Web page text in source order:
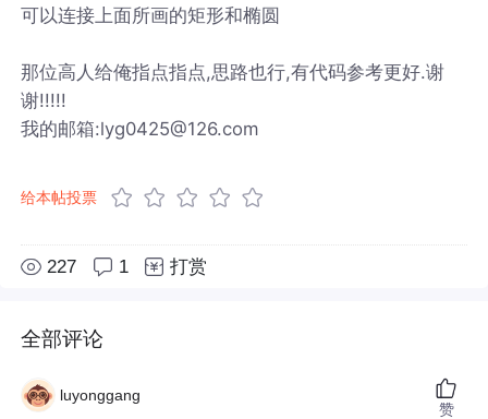
可以连接上面所画的矩形和椭圆
那位高人给俺指点指点,思路也行,有代码参考更好.谢
谢!!!!!
我的邮箱:lyg0425@126.com
给本帖投票
227 1 打赏
全部评论
luyonggang
赞